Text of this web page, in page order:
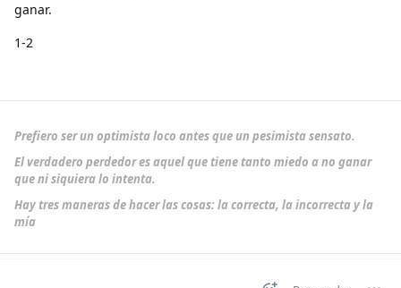
ganar.
1-2
Prefiero ser un optimista loco antes que un pesimista sensato.
El verdadero perdedor es aquel que tiene tanto miedo a no ganar
que ni siquiera lo intenta.
Hay tres maneras de hacer las cosas: la correcta, la incorrecta y la
mía